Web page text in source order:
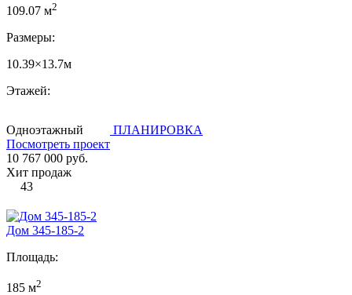
109.07 м2
Размеры:
10.39×13.7м
Этажей:
Одноэтажный
ПЛАНИРОВКА
Посмотреть проект
10 767 000 руб.
Хит продаж
43
Дом 345-185-2
Площадь:
185 м2